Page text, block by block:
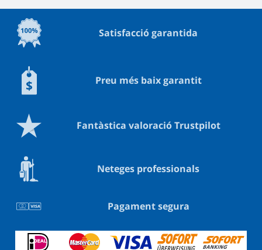
Satisfacció garantida
Preu més baix garantit
Fantàstica valoració Trustpilot
Neteges professionals
Pagament segura